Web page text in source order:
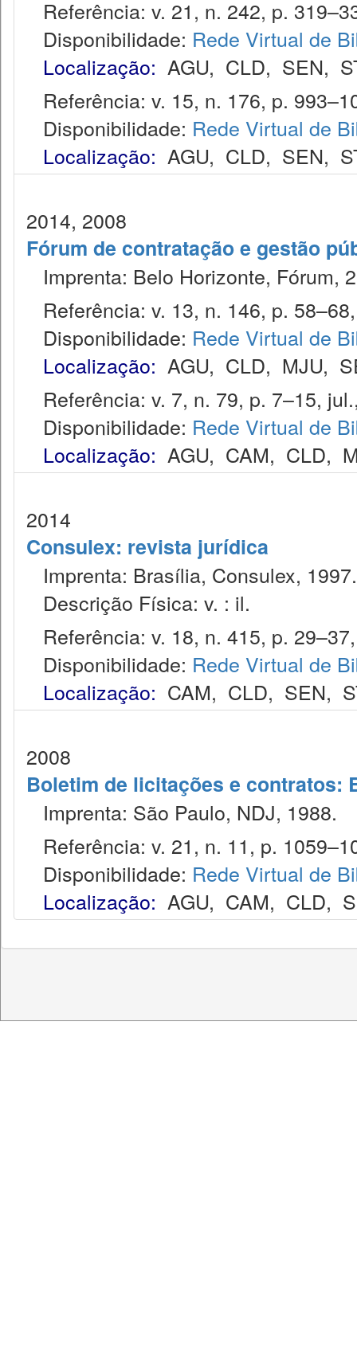
Referência: v. 21, n. 242, p.
Disponibilidade: Rede Virtual de
Localização: AGU, CLD, SEN,
Referência: v. 15, n. 176, p.
Disponibilidade: Rede Virtual de
Localização: AGU, CLD, SEN,
2014, 2008
Fórum de contratação e gestão
Imprenta: Belo Horizonte, Fórum,
Referência: v. 13, n. 146, p.
Disponibilidade: Rede Virtual de
Localização: AGU, CLD, MJU,
Referência: v. 7, n. 79, p. 7–15,
Disponibilidade: Rede Virtual de
Localização: AGU, CAM, CLD,
2014
Consulex: revista jurídica
Imprenta: Brasília, Consulex, 1997.
Descrição Física: v. : il.
Referência: v. 18, n. 415, p.
Disponibilidade: Rede Virtual de
Localização: CAM, CLD, SEN,
2008
Boletim de licitações e contratos:
Imprenta: São Paulo, NDJ, 1988.
Referência: v. 21, n. 11, p.
Disponibilidade: Rede Virtual de
Localização: AGU, CAM, CLD,